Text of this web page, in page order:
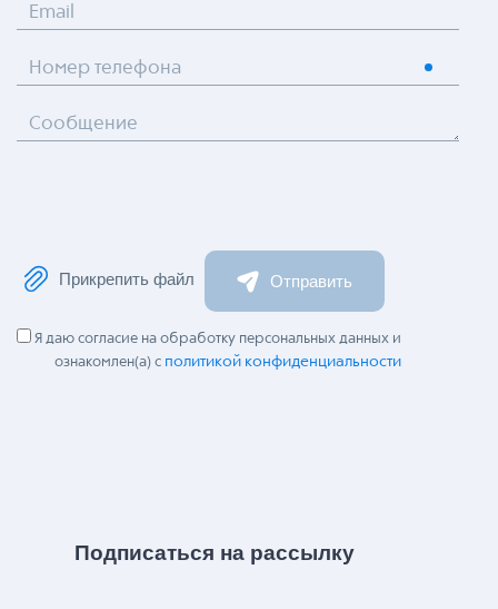
Email
Номер телефона
Сообщение
Прикрепить файл Отправить
Я даю согласие на обработку персональных данных и
ознакомлен(а) с политикой конфиденциальности
Подписаться на рассылку